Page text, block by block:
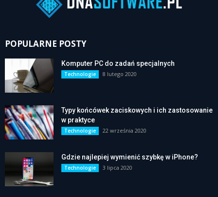
POPULARNE POSTY
Komputer PC do zadań specjalnych
Technologie 8 lutego 2020
Typy końcówek zaciskowych i ich zastosowanie
w praktyce
Technologie 22 września 2020
Gdzie najlepiej wymienić szybkę w iPhone?
Technologie 3 lipca 2020